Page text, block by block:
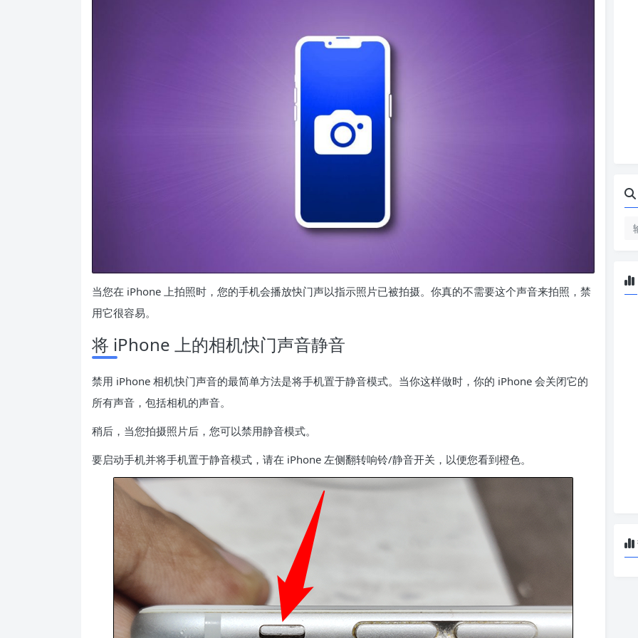
当您在 iPhone 上拍照时 ，您的手机会播放快门声以指示照片已被拍摄。你真的不需要这个声音来拍照，禁
用它很容易。
将 iPhone 上的相机快门声音静音
禁用 iPhone 相机快门声音的最简单方法是将手机置于静音模式。当你这样做时，你的 iPhone 会关闭它的
所有声音，包括相机的声音。
稍后，当您拍摄照片后，您可以禁用静音模式。
要启动手机并将手机置于静音模式，请在 iPhone 左侧翻转响铃/静音开关，以便您看到橙色。